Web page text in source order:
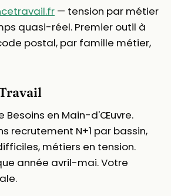
— tension par métier
quasi-réel. Premier outil à
postal, par famille métier,
Besoins en Main-d'Œuvre.
recrutement N+1 par bassin,
métiers en tension.
année avril-mai. Votre